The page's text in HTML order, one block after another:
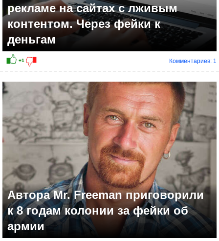
рекламе на сайтах с лживым
контентом. Через фейки к
деньгам
Комментариев: 1
Автора Mr. Freeman приговорили
к 8 годам колонии за фейки об
армии